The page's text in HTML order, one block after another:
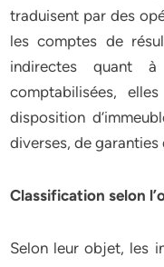
traduisent par des
les comptes de
indirectes quant
comptabilisées,
disposition
diverses, de garanties
Classification selon
Selon leur objet, les